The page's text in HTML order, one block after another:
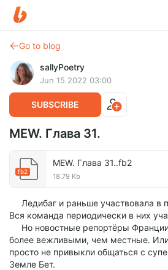
Go to blog
sallyPoetry
Jun 15 2022 03:00
SUBSCRIBE
MEW. Глава 31.
fb2
MEW. Глава 31..fb2
18.79 Kb
Ледибаг и раньше участвовала в
Вся команда периодически в них
Но новостные репортёры Франции
более вежливыми, чем местные.
просто не привыкли общаться с
Земле Бет.